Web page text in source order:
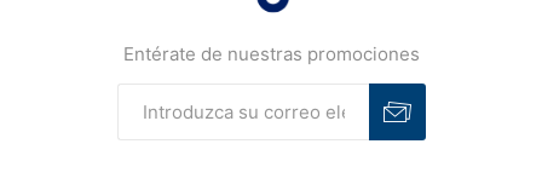
Entérate de nuestras promociones